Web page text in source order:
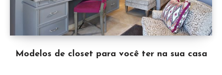
Modelos de closet para você ter na sua casa